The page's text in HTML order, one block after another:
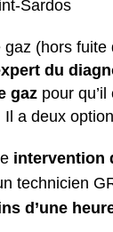
Sardos
gaz (hors
du
gaz pour
a deux
intervention
technicien
d’une